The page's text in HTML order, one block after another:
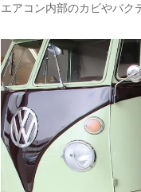
エアコン内部のカビやバク